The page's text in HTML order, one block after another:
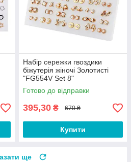
Набір сережки гвоздики
біжутерія жіночі Золотисті
"FG554V Set 8"
Готово до відправки
395,30 ₴ 670 ₴
Купити
ще